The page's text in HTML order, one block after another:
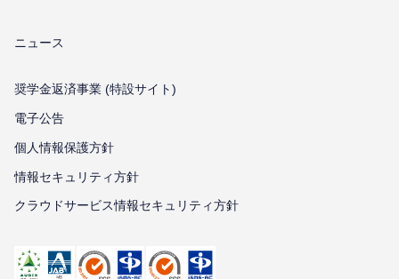
ニュース
奨学金返済事業 (特設サイト)
電子公告
個⼈情報保護⽅針
情報セキュリティ⽅針
クラウドサービス情報セキュリティ方針